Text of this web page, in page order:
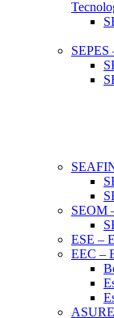
SEPES
SEOM
ESE –
EEC –